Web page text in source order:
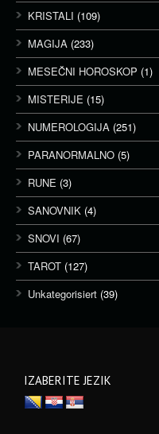
KRISTALI (109)
MAGIJA (233)
MESEČNI HOROSKOP (1)
MISTERIJE (15)
NUMEROLOGIJA (251)
PARANORMALNO (5)
RUNE (3)
SANOVNIK (4)
SNOVI (67)
TAROT (127)
Unkategorisiert (39)
IZABERITE JEZIK